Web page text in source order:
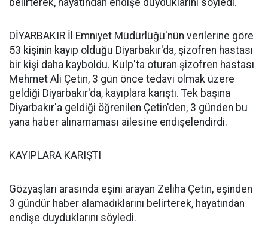
belirterek, hayatından endişe duyduklarını söyledi.
DİYARBAKIR İl Emniyet Müdürlüğü'nün verilerine göre
53 kişinin kayıp olduğu Diyarbakır'da, şizofren hastası
bir kişi daha kayboldu. Kulp'ta oturan şizofren hastası
Mehmet Ali Çetin, 3 gün önce tedavi olmak üzere
geldiği Diyarbakır'da, kayıplara karıştı. Tek başına
Diyarbakır'a geldiği öğrenilen Çetin'den, 3 günden bu
yana haber alınamaması ailesine endişelendirdi.
KAYIPLARA KARIŞTI
Gözyaşları arasında eşini arayan Zeliha Çetin, eşinden
3 gündür haber alamadıklarını belirterek, hayatından
endişe duyduklarını söyledi.